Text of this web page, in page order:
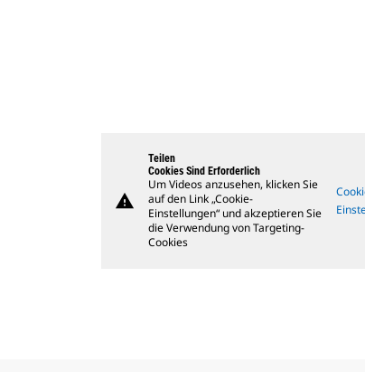
warning
Teilen
Cookies Sind Erforderlich
Um Videos anzusehen, klicken Sie
auf den Link „Cookie-
Einstellungen“ und akzeptieren Sie
die Verwendung von Targeting-
Cookies